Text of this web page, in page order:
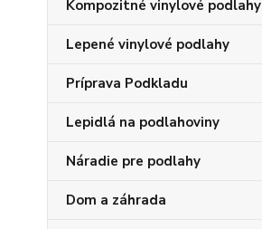
Kompozitné vinylové podlahy
Lepené vinylové podlahy
Príprava Podkladu
Lepidlá na podlahoviny
Náradie pre podlahy
Dom a záhrada